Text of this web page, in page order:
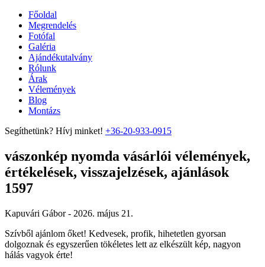
Főoldal
Megrendelés
Fotófal
Galéria
Ajándékutalvány
Rólunk
Árak
Vélemények
Blog
Montázs
Segíthetünk? Hívj minket! +36-20-933-0915
vászonkép nyomda vásárlói vélemények,
értékelések, visszajelzések, ajánlások
1597
Kapuvári Gábor - 2026. május 21.
Szívből ajánlom őket! Kedvesek, profik, hihetetlen gyorsan
dolgoznak és egyszerűen tökéletes lett az elkészült kép, nagyon
hálás vagyok érte!